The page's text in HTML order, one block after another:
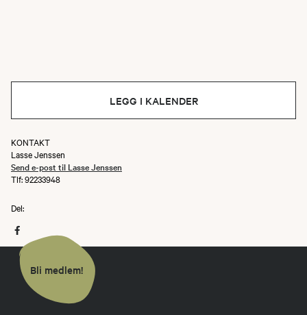
LEGG I KALENDER
KONTAKT
Lasse Jenssen
Send e-post til Lasse Jenssen
Tlf: 92233948
Del:
Bli medlem!